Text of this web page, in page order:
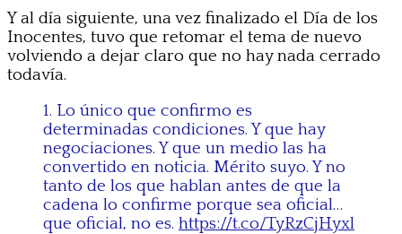
Y al día siguiente, una vez finalizado el Día de los
Inocentes, tuvo que retomar el tema de nuevo
volviendo a dejar claro que no hay nada cerrado
todavía.
1. Lo único que confirmo es
determinadas condiciones. Y que hay
negociaciones. Y que un medio las ha
convertido en noticia. Mérito suyo. Y no
tanto de los que hablan antes de que la
cadena lo confirme porque sea oficial…
que oficial, no es. https://t.co/TyRzCjHyxl